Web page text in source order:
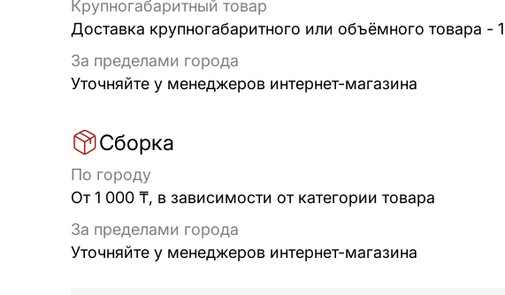
Крупногабаритный товар
Доставка крупногабаритного или объёмного товара -
За пределами города
Уточняйте у менеджеров интернет-магазина
Сборка
По городу
От 1 000 ₸, в зависимости от категории товара
За пределами города
Уточняйте у менеджеров интернет-магазина